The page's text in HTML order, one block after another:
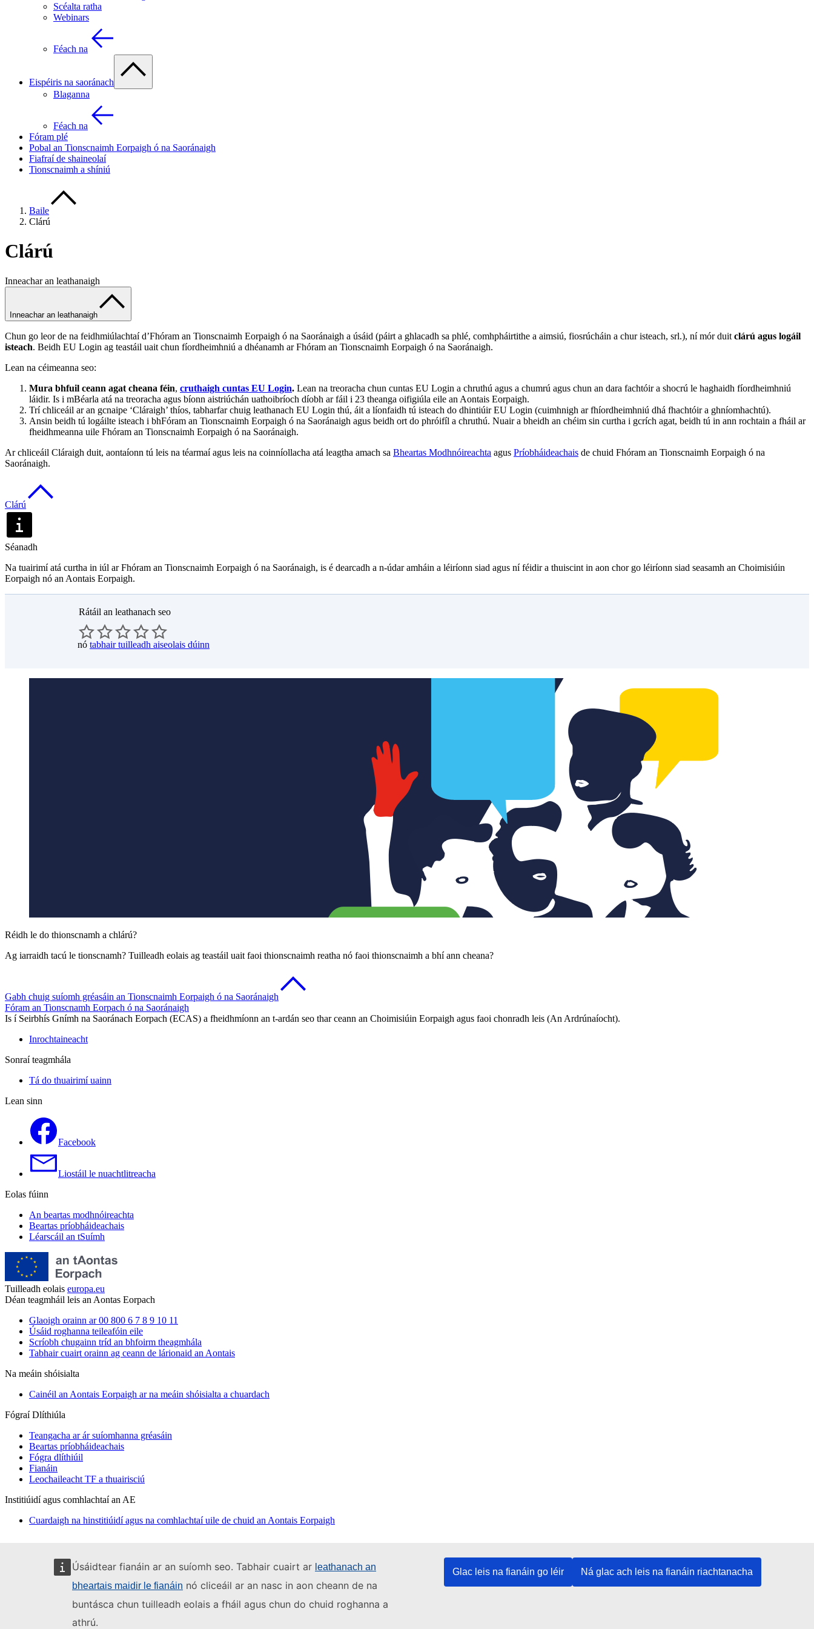
Úsáidtear fianáin ar an suíomh seo. Tabhair cuairt ar leathanach an
bheartais maidir le fianáin nó cliceáil ar an nasc in aon cheann de na
buntásca chun tuilleadh eolais a fháil agus chun do chuid roghanna a
athrú.
Glac leis na fianáin go léir Ná glac ach leis na fianáin riachtanacha
Scéalta ratha
Webinars
Féach na
Eispéiris na saoránach
Blaganna
Féach na
Fóram plé
Pobal an Tionscnaimh Eorpaigh ó na Saoránaigh
Fiafraí de shaineolaí
Tionscnaimh a shíniú
Baile
Clárú
Clárú
Inneachar an leathanaigh
Inneachar an leathanaigh
Chun go leor de na feidhmiúlachtaí d’Fhóram an Tionscnaimh Eorpaigh ó na Saoránaigh a úsáid (páirt a ghlacadh sa phlé, comhpháirtithe a aimsiú, fiosrúcháin a chur isteach, srl.), ní mór duit clárú agus logáil
isteach. Beidh EU Login ag teastáil uait chun fíordheimhniú a dhéanamh ar Fhóram an Tionscnaimh Eorpaigh ó na Saoránaigh.
Lean na céimeanna seo:
Mura bhfuil ceann agat cheana féin, cruthaigh cuntas EU Login. Lean na treoracha chun cuntas EU Login a chruthú agus a chumrú agus chun an dara fachtóir a shocrú le haghaidh fíordheimhniú
láidir. Is i mBéarla atá na treoracha agus bíonn aistriúchán uathoibríoch díobh ar fáil i 23 theanga oifigiúla eile an Aontais Eorpaigh.
Trí chliceáil ar an gcnaipe ‘Cláraigh’ thíos, tabharfar chuig leathanach EU Login thú, áit a líonfaidh tú isteach do dhintiúir EU Login (cuimhnigh ar fhíordheimhniú dhá fhachtóir a ghníomhachtú).
Ansin beidh tú logáilte isteach i bhFóram an Tionscnaimh Eorpaigh ó na Saoránaigh agus beidh ort do phróifíl a chruthú. Nuair a bheidh an chéim sin curtha i gcrích agat, beidh tú in ann rochtain a fháil ar
fheidhmeanna uile Fhóram an Tionscnaimh Eorpaigh ó na Saoránaigh.
Ar chliceáil Cláraigh duit, aontaíonn tú leis na téarmaí agus leis na coinníollacha atá leagtha amach sa Bheartas Modhnóireachta agus Príobháideachais de chuid Fhóram an Tionscnaimh Eorpaigh ó na
Saoránaigh.
Clárú
Séanadh
Na tuairimí atá curtha in iúl ar Fhóram an Tionscnaimh Eorpaigh ó na Saoránaigh, is é dearcadh a n-údar amháin a léiríonn siad agus ní féidir a thuiscint in aon chor go léiríonn siad seasamh an Choimisiúin
Eorpaigh nó an Aontais Eorpaigh.
Rátáil an leathanach seo
nó tabhair tuilleadh aiseolais dúinn
Réidh le do thionscnamh a chlárú?
Ag iarraidh tacú le tionscnamh? Tuilleadh eolais ag teastáil uait faoi thionscnaimh reatha nó faoi thionscnaimh a bhí ann cheana?
Gabh chuig suíomh gréasáin an Tionscnaimh Eorpaigh ó na Saoránaigh
Fóram an Tionscnamh Eorpach ó na Saoránaigh
Is í Seirbhís Gnímh na Saoránach Eorpach (ECAS) a fheidhmíonn an t-ardán seo thar ceann an Choimisiúin Eorpaigh agus faoi chonradh leis (An Ardrúnaíocht).
Inrochtaineacht
Sonraí teagmhála
Tá do thuairimí uainn
Lean sinn
Facebook
Liostáil le nuachtlitreacha
Eolas fúinn
An beartas modhnóireachta
Beartas príobháideachais
Léarscáil an tSuímh
Tuilleadh eolais europa.eu
Déan teagmháil leis an Aontas Eorpach
Glaoigh orainn ar 00 800 6 7 8 9 10 11
Úsáid roghanna teileafóin eile
Scríobh chugainn tríd an bhfoirm theagmhála
Tabhair cuairt orainn ag ceann de lárionaid an Aontais
Na meáin shóisialta
Cainéil an Aontais Eorpaigh ar na meáin shóisialta a chuardach
Fógraí Dlíthiúla
Teangacha ar ár suíomhanna gréasáin
Beartas príobháideachais
Fógra dlíthiúil
Fianáin
Leochaileacht TF a thuairisciú
Institiúidí agus comhlachtaí an AE
Cuardaigh na hinstitiúidí agus na comhlachtaí uile de chuid an Aontais Eorpaigh